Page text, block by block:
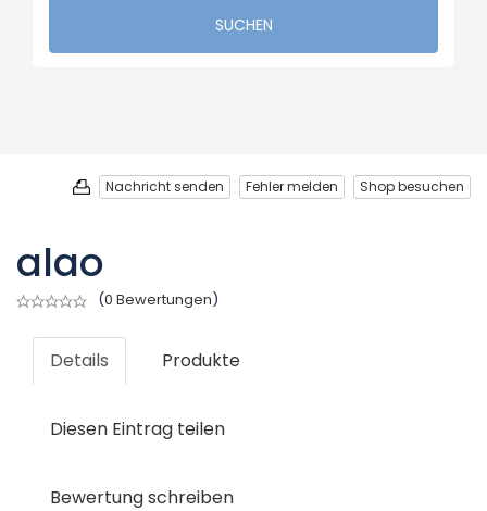
SUCHEN
Shop besuchen
Fehler melden
Nachricht senden
alao
(0 Bewertungen)
Details Produkte
Diesen Eintrag teilen
Bewertung schreiben